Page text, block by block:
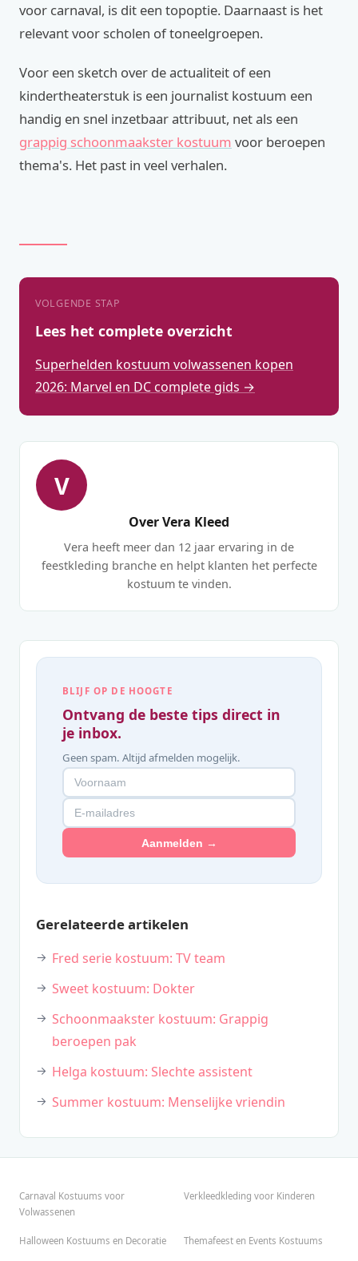
voor carnaval, is dit een topoptie. Daarnaast is het
relevant voor scholen of toneelgroepen.
Voor een sketch over de actualiteit of een
kindertheaterstuk is een journalist kostuum een
handig en snel inzetbaar attribuut, net als een
grappig schoonmaakster kostuum voor beroepen
thema's. Het past in veel verhalen.
VOLGENDE STAP
Lees het complete overzicht
Superhelden kostuum volwassenen kopen
2026: Marvel en DC complete gids →
V
Over Vera Kleed
Vera heeft meer dan 12 jaar ervaring in de
feestkleding branche en helpt klanten het perfecte
kostuum te vinden.
BLIJF OP DE HOOGTE
Ontvang de beste tips direct in
je inbox.
Geen spam. Altijd afmelden mogelijk.
Aanmelden →
Gerelateerde artikelen
Fred serie kostuum: TV team
Sweet kostuum: Dokter
Schoonmaakster kostuum: Grappig
beroepen pak
Helga kostuum: Slechte assistent
Summer kostuum: Menselijke vriendin
Carnaval Kostuums voor
Volwassenen
Verkleedkleding voor Kinderen
Halloween Kostuums en Decoratie Themafeest en Events Kostuums